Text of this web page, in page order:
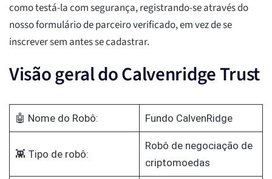
como testá-la com segurança, registrando-se através do
nosso formulário de parceiro verificado, em vez de se
inscrever sem antes se cadastrar.
Visão geral do Calvenridge Trust
🤖 Nome do Robô: Fundo CalvenRidge
👾 Tipo de robô:
Robô de negociação de
criptomoedas